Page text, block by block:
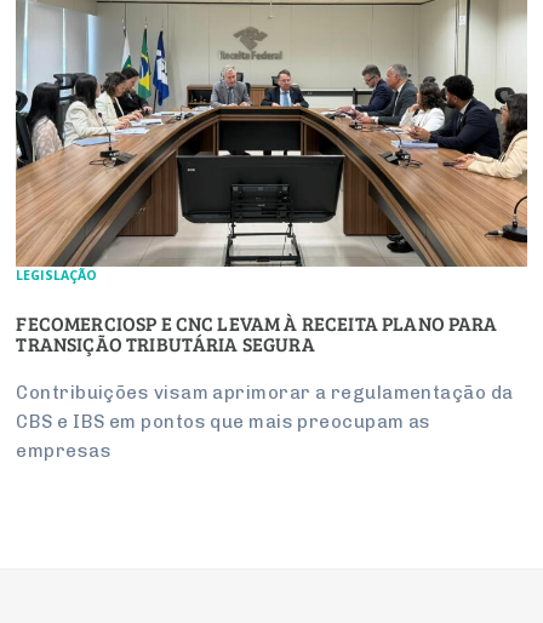
LEGISLAÇÃO
FECOMERCIOSP E CNC LEVAM À RECEITA PLANO PARA
TRANSIÇÃO TRIBUTÁRIA SEGURA
Contribuições visam aprimorar a regulamentação da
CBS e IBS em pontos que mais preocupam as
empresas